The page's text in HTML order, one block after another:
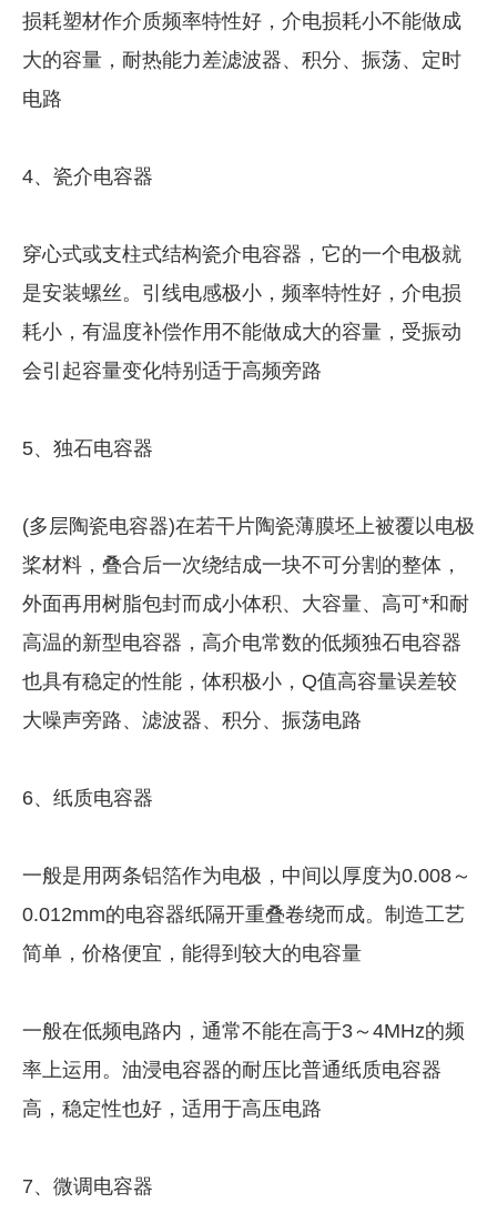
损耗塑材作介质频率特性好，介电损耗小不能做成
大的容量，耐热能力差滤波器、积分、振荡、定时
电路
4、瓷介电容器
穿心式或支柱式结构瓷介电容器，它的一个电极就
是安装螺丝。引线电感极小，频率特性好，介电损
耗小，有温度补偿作用不能做成大的容量，受振动
会引起容量变化特别适于高频旁路
5、独石电容器
(多层陶瓷电容器)在若干片陶瓷薄膜坯上被覆以电极
桨材料，叠合后一次绕结成一块不可分割的整体，
外面再用树脂包封而成小体积、大容量、高可*和耐
高温的新型电容器，高介电常数的低频独石电容器
也具有稳定的性能，体积极小，Q值高容量误差较
大噪声旁路、滤波器、积分、振荡电路
6、纸质电容器
一般是用两条铝箔作为电极，中间以厚度为0.008～
0.012mm的电容器纸隔开重叠卷绕而成。制造工艺
简单，价格便宜，能得到较大的电容量
一般在低频电路内，通常不能在高于3～4MHz的频
率上运用。油浸电容器的耐压比普通纸质电容器
高，稳定性也好，适用于高压电路
7、微调电容器